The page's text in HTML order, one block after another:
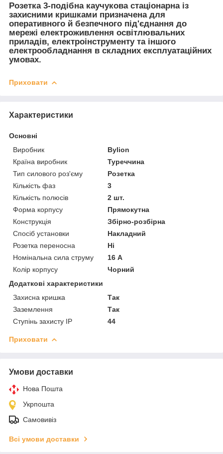
Розетка 3-подібна каучукова стаціонарна із
захисними кришками призначена для
оперативного й безпечного під'єднання до
мережі електроживлення освітлювальних
приладів, електроінструменту та іншого
електрообладнання в складних експлуатаційних
умовах.
Приховати
Характеристики
Основні
Виробник
Bylion
Країна виробник
Туреччина
Тип силового роз'єму
Розетка
Кількість фаз
3
Кількість полюсів
2 шт.
Форма корпусу
Прямокутна
Конструкція
Збірно-розбірна
Спосіб установки
Накладний
Розетка переносна
Ні
Номінальна сила струму
16 А
Колір корпусу
Чорний
Додаткові характеристики
Захисна кришка
Так
Заземлення
Так
Ступінь захисту IP
44
Приховати
Умови доставки
Нова Пошта
Укрпошта
Самовивіз
Всі умови доставки